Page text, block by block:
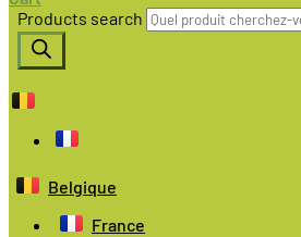
Products search
Belgique
France